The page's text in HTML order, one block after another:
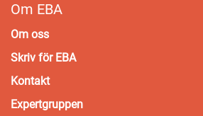
Om EBA
Om oss
Skriv för EBA
Kontakt
Expertgruppen